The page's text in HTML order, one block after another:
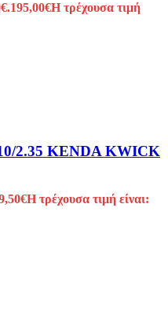
195,00€Η τρέχουσα τιμή
2.35 KENDA KWICK
€Η τρέχουσα τιμή είναι: